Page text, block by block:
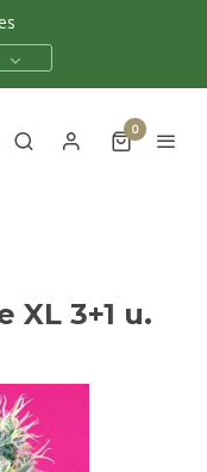
0
XL 3+1 u.